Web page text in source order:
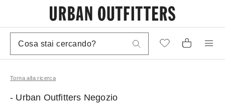
Torna alla ricerca
- Urban Outfitters Negozio